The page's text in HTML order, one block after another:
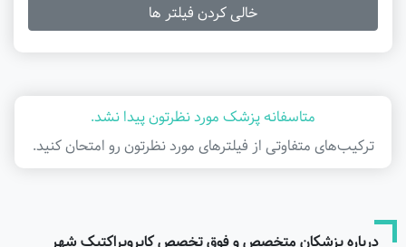
خالی کردن فیلتر ها
متاسفانه پزشک مورد نظرتون پیدا نشد.
ترکیب‌های متفاوتی از فیلتر‌های مورد نظرتون رو امتحان کنید.
درباره پزشکان متخصص و فوق تخصص کایروپراکتیک شهر